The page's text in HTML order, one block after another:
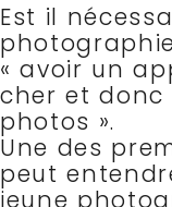
Est il
« avoir un
cher et donc
photos ».
Une des
peut
jeune